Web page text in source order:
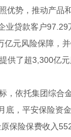
优势，推动产品
业贷款客户
元风险保障，
供了超3,300亿
，依托集团综合
底，平安保险资
保险保费收入